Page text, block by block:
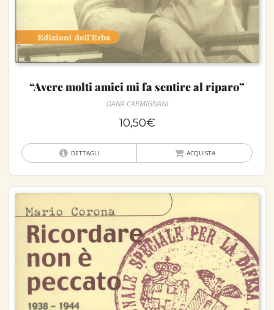
“Avere molti amici mi fa sentire al riparo”
DANA CARMIGNANI
10,50€
DETTAGLI ACQUISTA